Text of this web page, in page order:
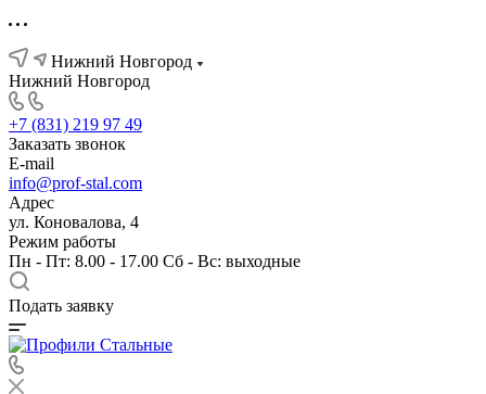
Нижний Новгород
Нижний Новгород
+7 (831) 219 97 49
Заказать звонок
E-mail
info@prof-stal.com
Адрес
ул. Коновалова, 4
Режим работы
Пн - Пт: 8.00 - 17.00 Сб - Вс: выходные
Подать заявку